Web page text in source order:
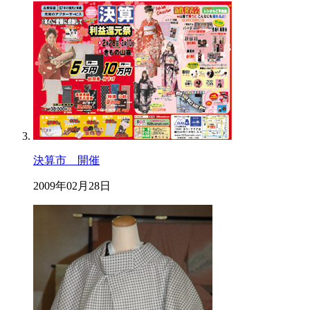
決算市 開催
2009年02月28日